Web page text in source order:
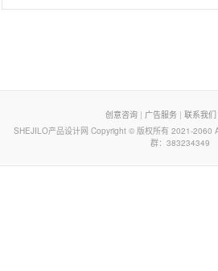
创意咨询| 广告服务| 联系我们
SHEJILO产品设计网 Copyright © 版权所有 2021-2060
群：383234349